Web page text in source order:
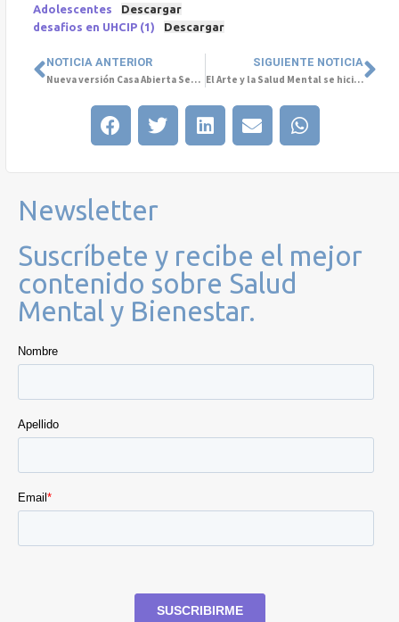
Adolescentes
Descargar
desafios en UHCIP (1)
Descargar
NOTICIA ANTERIOR
Nueva versión Casa Abierta Sede Rancagua en el marco del Mes de la Salud Mental
SIGUIENTE NOTICIA
El Arte y la Salud Mental se hicieron presentes en el Paseo Bandera
Newsletter
Suscríbete y recibe el mejor
contenido sobre Salud
Mental y Bienestar.